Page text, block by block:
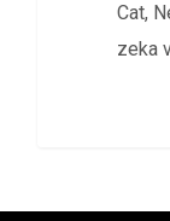
Cat,
zeka